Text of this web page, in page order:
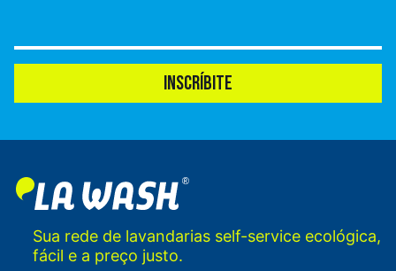
INSCRÍBITE
Sua rede de lavandarias self-service ecológica,
fácil e a preço justo.